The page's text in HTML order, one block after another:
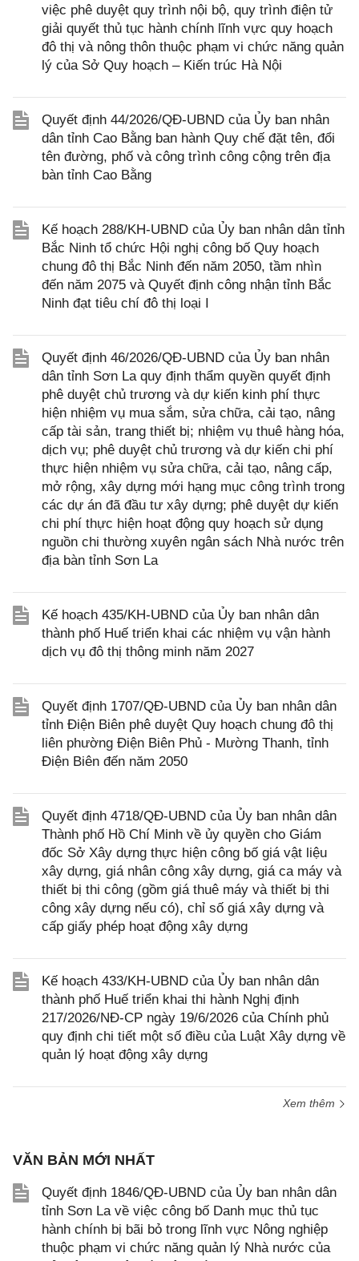
việc phê duyệt quy trình nội bộ, quy trình điện tử
giải quyết thủ tục hành chính lĩnh vực quy hoạch
đô thị và nông thôn thuộc phạm vi chức năng quản
lý của Sở Quy hoạch – Kiến trúc Hà Nội
Quyết định 44/2026/QĐ-UBND của Ủy ban nhân
dân tỉnh Cao Bằng ban hành Quy chế đặt tên, đổi
tên đường, phố và công trình công cộng trên địa
bàn tỉnh Cao Bằng
Kế hoạch 288/KH-UBND của Ủy ban nhân dân tỉnh
Bắc Ninh tổ chức Hội nghị công bố Quy hoạch
chung đô thị Bắc Ninh đến năm 2050, tầm nhìn
đến năm 2075 và Quyết định công nhận tỉnh Bắc
Ninh đạt tiêu chí đô thị loại I
Quyết định 46/2026/QĐ-UBND của Ủy ban nhân
dân tỉnh Sơn La quy định thẩm quyền quyết định
phê duyệt chủ trương và dự kiến kinh phí thực
hiện nhiệm vụ mua sắm, sửa chữa, cải tạo, nâng
cấp tài sản, trang thiết bị; nhiệm vụ thuê hàng hóa,
dịch vụ; phê duyệt chủ trương và dự kiến chi phí
thực hiện nhiệm vụ sửa chữa, cải tạo, nâng cấp,
mở rộng, xây dựng mới hạng mục công trình trong
các dự án đã đầu tư xây dựng; phê duyệt dự kiến
chi phí thực hiện hoạt động quy hoạch sử dụng
nguồn chi thường xuyên ngân sách Nhà nước trên
địa bàn tỉnh Sơn La
Kế hoạch 435/KH-UBND của Ủy ban nhân dân
thành phố Huế triển khai các nhiệm vụ vận hành
dịch vụ đô thị thông minh năm 2027
Quyết định 1707/QĐ-UBND của Ủy ban nhân dân
tỉnh Điện Biên phê duyệt Quy hoạch chung đô thị
liên phường Điện Biên Phủ - Mường Thanh, tỉnh
Điện Biên đến năm 2050
Quyết định 4718/QĐ-UBND của Ủy ban nhân dân
Thành phố Hồ Chí Minh về ủy quyền cho Giám
đốc Sở Xây dựng thực hiện công bố giá vật liệu
xây dựng, giá nhân công xây dựng, giá ca máy và
thiết bị thi công (gồm giá thuê máy và thiết bị thi
công xây dựng nếu có), chỉ số giá xây dựng và
cấp giấy phép hoạt động xây dựng
Kế hoạch 433/KH-UBND của Ủy ban nhân dân
thành phố Huế triển khai thi hành Nghị định
217/2026/NĐ-CP ngày 19/6/2026 của Chính phủ
quy định chi tiết một số điều của Luật Xây dựng về
quản lý hoạt động xây dựng
Xem thêm
VĂN BẢN MỚI NHẤT
Quyết định 1846/QĐ-UBND của Ủy ban nhân dân
tỉnh Sơn La về việc công bố Danh mục thủ tục
hành chính bị bãi bỏ trong lĩnh vực Nông nghiệp
thuộc phạm vi chức năng quản lý Nhà nước của